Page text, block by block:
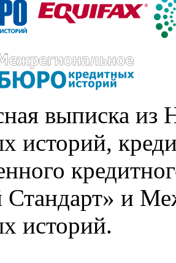
выписка из
историй,
Стандарт» и
историй.